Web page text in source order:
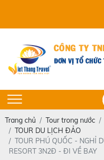
Trang chủ Tour trong nước
TOUR DU LỊCH ĐẢO
TOUR PHÚ QUỐC - NGHỈ
RESORT 3N2Đ - ĐI VỀ BAY